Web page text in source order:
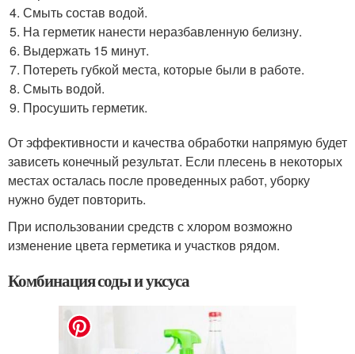
Смыть состав водой.
На герметик нанести неразбавленную белизну.
Выдержать 15 минут.
Потереть губкой места, которые были в работе.
Смыть водой.
Просушить герметик.
От эффективности и качества обработки напрямую будет
зависеть конечный результат. Если плесень в некоторых
местах осталась после проведенных работ, уборку
нужно будет повторить.
При использовании средств с хлором возможно
изменение цвета герметика и участков рядом.
Комбинация соды и уксуса